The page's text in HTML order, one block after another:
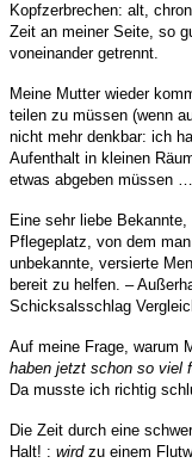
Kopfzerbrechen: alt,
Zeit an meiner Seite, so
voneinander getrennt.
Meine Mutter wieder
teilen zu müssen (wenn
nicht mehr denkbar: ich
Aufenthalt in kleinen
etwas abgeben müssen
Eine sehr liebe
Pflegeplatz, von dem
unbekannte, versierte
bereit zu helfen. –
Schicksalsschlag
Auf meine Frage, warum
haben jetzt schon so viel
Da musste ich richtig
Die Zeit durch eine
Halt! : wirdzu einem